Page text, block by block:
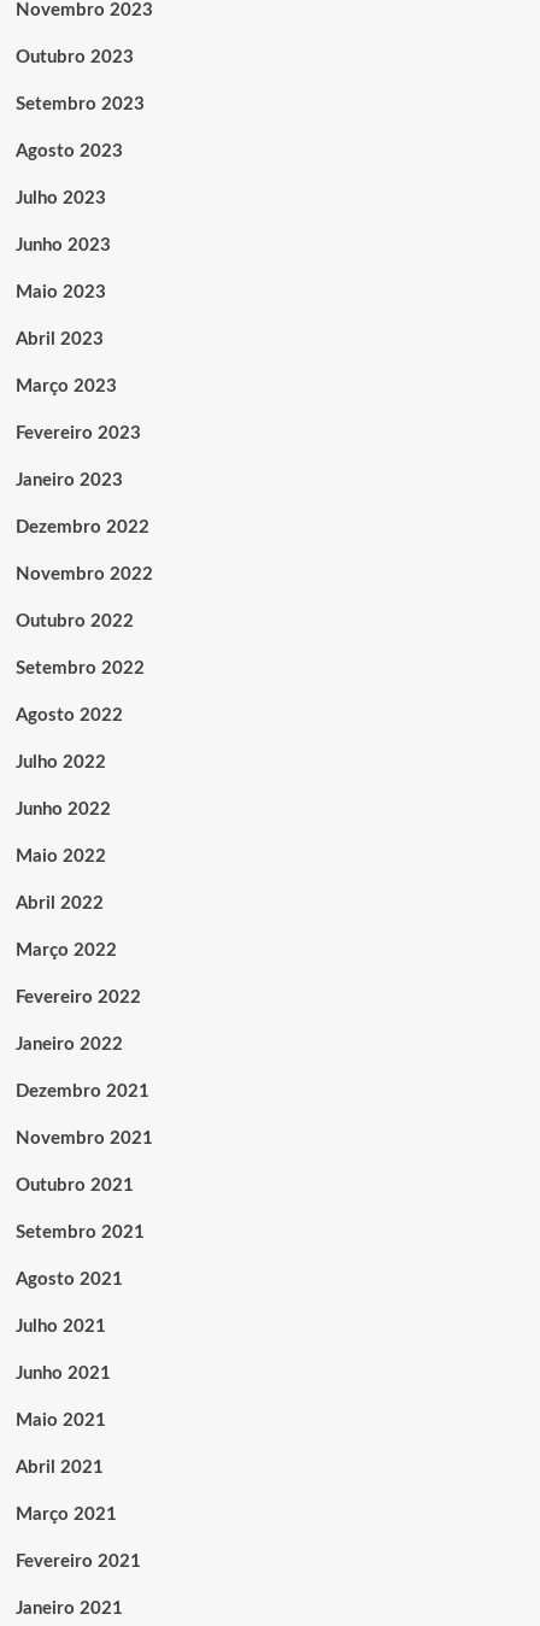
Novembro 2023
Outubro 2023
Setembro 2023
Agosto 2023
Julho 2023
Junho 2023
Maio 2023
Abril 2023
Março 2023
Fevereiro 2023
Janeiro 2023
Dezembro 2022
Novembro 2022
Outubro 2022
Setembro 2022
Agosto 2022
Julho 2022
Junho 2022
Maio 2022
Abril 2022
Março 2022
Fevereiro 2022
Janeiro 2022
Dezembro 2021
Novembro 2021
Outubro 2021
Setembro 2021
Agosto 2021
Julho 2021
Junho 2021
Maio 2021
Abril 2021
Março 2021
Fevereiro 2021
Janeiro 2021